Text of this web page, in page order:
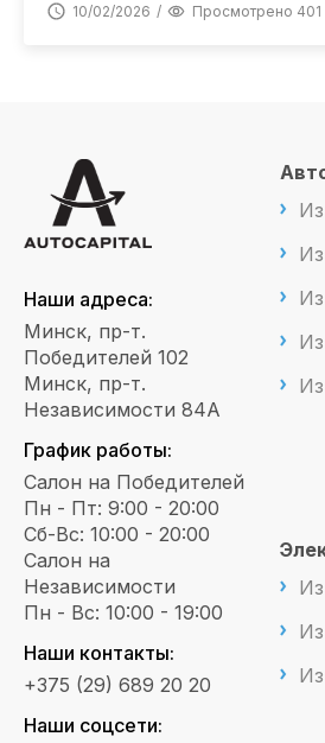
10/02/2026 Просмотрено 401
Наши адреса:
Минск, пр-т.
Победителей 102
Минск, пр-т.
Независимости 84А
График работы:
Салон на Победителей
Пн - Пт: 9:00 - 20:00
Сб-Вс: 10:00 - 20:00
Салон на
Независимости
Пн - Вс: 10:00 - 19:00
Наши контакты:
+375 (29) 689 20 20
Наши соцсети: